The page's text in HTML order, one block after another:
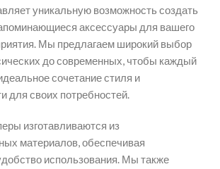
уникальную возможность создать
аксессуары для вашего
Мы предлагаем широкий выбор
до современных, чтобы каждый
сочетание стиля и
для своих потребностей.
изготавливаются из
материалов, обеспечивая
использования. Мы также